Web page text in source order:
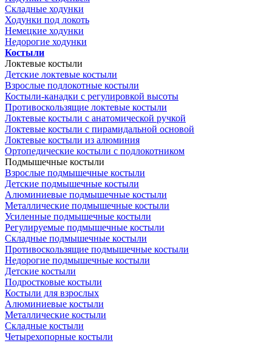
Складные ходунки
Ходунки под локоть
Немецкие ходунки
Недорогие ходунки
Костыли
Локтевые костыли
Детские локтевые костыли
Взрослые подлокотные костыли
Костыли-канадки с регулировкой высоты
Противоскользящие локтевые костыли
Локтевые костыли с анатомической ручкой
Локтевые костыли с пирамидальной основой
Локтевые костыли из алюминия
Ортопедические костыли с подлокотником
Подмышечные костыли
Взрослые подмышечные костыли
Детские подмышечные костыли
Алюминиевые подмышечные костыли
Металлические подмышечные костыли
Усиленные подмышечные костыли
Регулируемые подмышечные костыли
Складные подмышечные костыли
Противоскользящие подмышечные костыли
Недорогие подмышечные костыли
Детские костыли
Подростковые костыли
Костыли для взрослых
Алюминиевые костыли
Металлические костыли
Складные костыли
Четырехопорные костыли